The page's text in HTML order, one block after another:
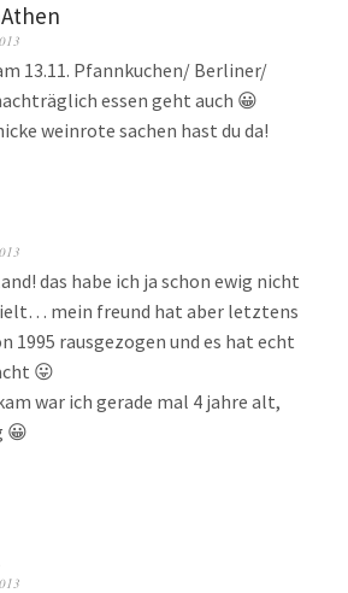
13.11. Pfannkuchen/ Berliner/
essen geht auch 😀
weinrote sachen hast du da!
das habe ich ja schon ewig nicht
mein freund hat aber letztens
1995 rausgezogen und es hat echt
😛
war ich gerade mal 4 jahre alt,
😀